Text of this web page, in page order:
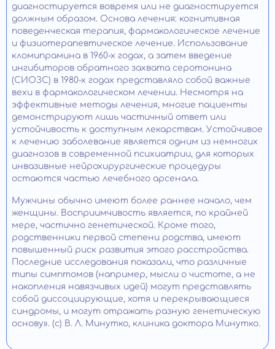
диагностируется вовремя или не диагностируется
должным образом. Основа лечения: когнитивная
поведенческая терапия, фармакологическое лечение
и физиотерапевтическое лечение. Использование
кломипрамина в 1960-х годах, а затем введение
ингибиторов обратного захвата серотонина
(СИОЗС) в 1980-х годах представляло собой важные
вехи в фармакологическом лечении. Несмотря на
эффективные методы лечения, многие пациенты
демонстрируют лишь частичный ответ или
устойчивость к доступным лекарствам. Устойчивое
к лечению заболевание является одним из немногих
диагнозов в современной психиатрии, для которых
инвазивные нейрохирургические процедуры
остаются частью лечебного арсенала.
Мужчины обычно имеют более раннее начало, чем
женщины. Восприимчивость является, по крайней
мере, частично генетической. Кроме того,
родственники первой степени родства, имеют
повышенный риск развития этого расстройства.
Последние исследования показали, что различные
типы симптомов (например, мысли о чистоте, а не
накопления навязчивых идей) могут представлять
собой диссоциирующие, хотя и перекрывающиеся
синдромы, и могут отражать разную генетическую
основу». (с) В. Л. Минутко, клиника доктора Минутко.